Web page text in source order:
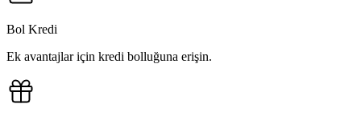
Bol Kredi
Ek avantajlar için kredi bolluğuna erişin.